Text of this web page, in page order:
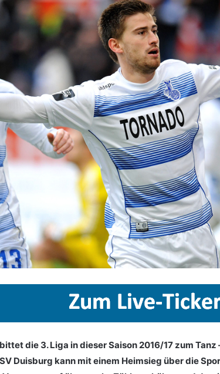
die 3. Liga in dieser Saison 2016/17 zum
Duisburg kann mit einem Heimsieg über die